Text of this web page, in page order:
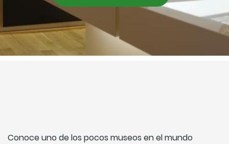
Conoce uno de los pocos museos en el mundo